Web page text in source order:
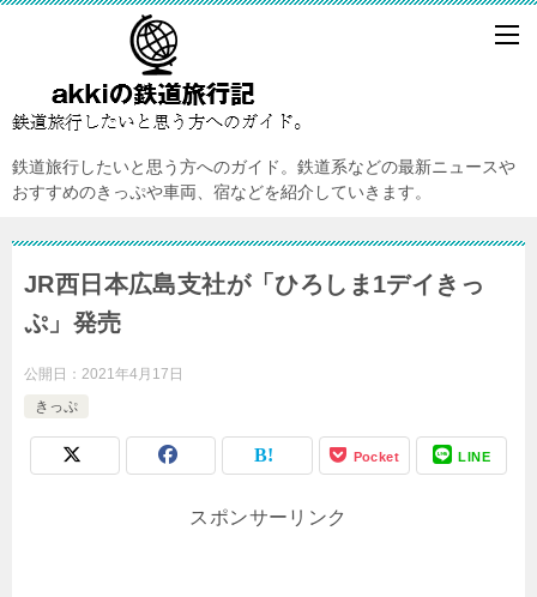
鉄道旅行したいと思う方へのガイド。鉄道系などの最新ニュースや
おすすめのきっぷや車両、宿などを紹介していきます。
JR西日本広島支社が「ひろしま1デイきっ
ぷ」発売
公開日： 2021年4月17日
きっぷ
Pocket LINE
スポンサーリンク